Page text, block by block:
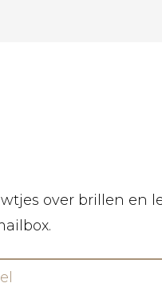
over brillen en